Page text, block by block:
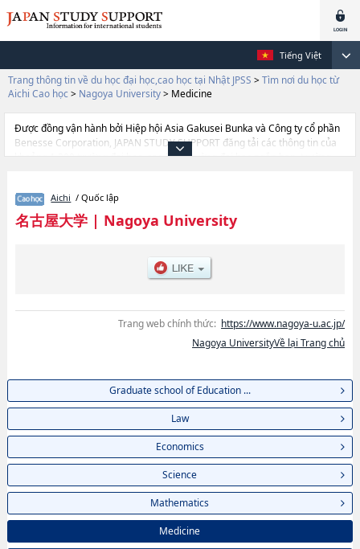
Tiếng Việt
Trang thông tin về du học đại học,cao học tại Nhật JPSS > Tìm nơi du học từ
Aichi Cao học > Nagoya University> Medicine
Được đồng vận hành bởi Hiệp hội Asia Gakusei Bunka và Công ty cổ phần
Benesse Corporation, JAPAN STUDY SUPPORT đăng tải các thông tin của
khoảng 1.300 trường đại học, cao học, trường đại học ngắn hạn, trường
cần thiết dành cho du học sinh, như là về các Graduate school of
Education and Human
DevelopmenthoặcInformaticshoặcGraduate school of
HumanitieshoặcEnvironmental StudieshoặcPharmaceutical Sciences,
Aichi / Quốc lập
名古屋大学| Nagoya University
Trang web chính thức: https://www.nagoya-u.ac.jp/
Nagoya UniversityVề lại Trang chủ
Graduate school of Education ...
Law
Economics
Science
Mathematics
Medicine